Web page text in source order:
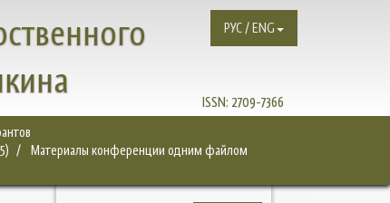
ISSN: 2709-7366
РУС / ENG
Материалы конференции одним файлом